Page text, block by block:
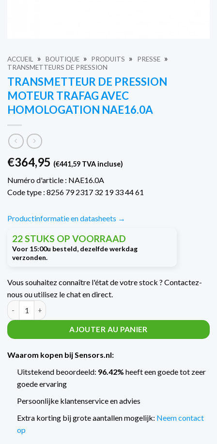
ACCUEIL » BOUTIQUE » PRODUITS » PRESSE »
TRANSMETTEURS DE PRESSION
TRANSMETTEUR DE PRESSION
MOTEUR TRAFAG AVEC
HOMOLOGATION NAE16.0A
€364,95 (€441,59 TVA incluse)
Numéro d'article : NAE16.0A
Code type : 8256 79 2317 32 19 33 44 61
Productinformatie en datasheets →
22 STUKS OP VOORRAAD
Vous souhaitez connaître l'état de votre stock ? Contactez-
nous ou utilisez le chat en direct.
Quantité Trafag Engine druktransmitter met scheepskeur
AJOUTER AU PANIER
Waarom kopen bij Sensors.nl:
Uitstekend beoordeeld: 96.42% heeft een goede tot zeer
goede ervaring
Persoonlijke klantenservice en advies
Extra korting bij grote aantallen mogelijk: Neem contact
op